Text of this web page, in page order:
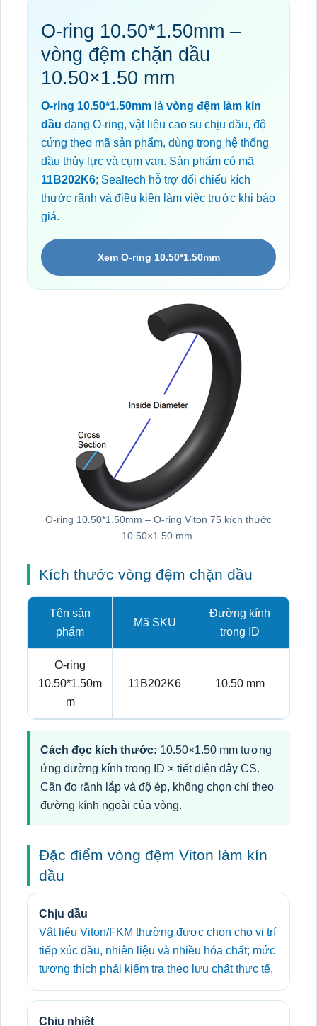
O-ring 10.50*1.50mm –
vòng đệm chặn dầu
10.50×1.50 mm
O-ring 10.50*1.50mm là vòng đệm làm kín
dầu dạng O-ring, vật liệu cao su chịu dầu, độ
cứng theo mã sản phẩm, dùng trong hệ thống
dầu thủy lực và cụm van. Sản phẩm có mã
11B202K6; Sealtech hỗ trợ đối chiếu kích
thước rãnh và điều kiện làm việc trước khi báo
giá.
Xem O-ring 10.50*1.50mm
O-ring 10.50*1.50mm – O-ring Viton 75 kích thước
10.50×1.50 mm.
Kích thước vòng đệm chặn dầu
Tên sản
phẩm
Mã SKU
Đường kính
trong ID
O-ring
10.50*1.50m
m
11B202K6 10.50 mm
Cách đọc kích thước: 10.50×1.50 mm tương
ứng đường kính trong ID × tiết diện dây CS.
Cần đo rãnh lắp và độ ép, không chọn chỉ theo
đường kính ngoài của vòng.
Đặc điểm vòng đệm Viton làm kín
dầu
Chịu dầu
Vật liệu Viton/FKM thường được chọn cho vị trí
tiếp xúc dầu, nhiên liệu và nhiều hóa chất; mức
tương thích phải kiểm tra theo lưu chất thực tế.
Chịu nhiệt